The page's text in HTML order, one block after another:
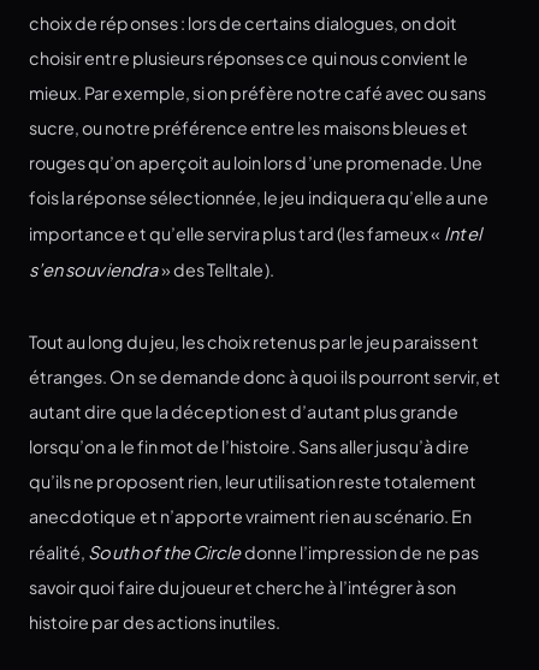
choix de réponses : lors de certains dialogues, on doit
choisir entre plusieurs réponses ce qui nous convient le
mieux. Par exemple, si on préfère notre café avec ou sans
sucre, ou notre préférence entre les maisons bleues et
rouges qu’on aperçoit au loin lors d’une promenade. Une
fois la réponse sélectionnée, le jeu indiquera qu’elle a une
importance et qu’elle servira plus tard (les fameux « Intel
s’en souviendra» des Telltale).
Tout au long du jeu, les choix retenus par le jeu paraissent
étranges. On se demande donc à quoi ils pourront servir, et
autant dire que la déception est d’autant plus grande
lorsqu’on a le fin mot de l’histoire. Sans aller jusqu’à dire
qu’ils ne proposent rien, leur utilisation reste totalement
anecdotique et n’apporte vraiment rien au scénario. En
réalité, South of the Circledonne l’impression de ne pas
savoir quoi faire du joueur et cherche à l’intégrer à son
histoire par des actions inutiles.